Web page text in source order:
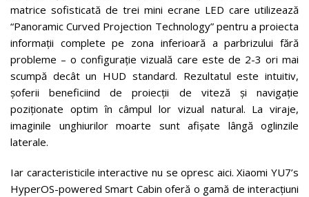
matrice sofisticată de trei mini ecrane LED care utilizează
“Panoramic Curved Projection Technology” pentru a proiecta
informații complete pe zona inferioară a parbrizului fără
probleme – o configurație vizuală care este de 2-3 ori mai
scumpă decât un HUD standard. Rezultatul este intuitiv,
șoferii beneficiind de proiecții de viteză și navigație
poziționate optim în câmpul lor vizual natural. La viraje,
imaginile unghiurilor moarte sunt afișate lângă oglinzile
laterale.
Iar caracteristicile interactive nu se opresc aici. Xiaomi YU7’s
HyperOS-powered Smart Cabin oferă o gamă de interacțiuni